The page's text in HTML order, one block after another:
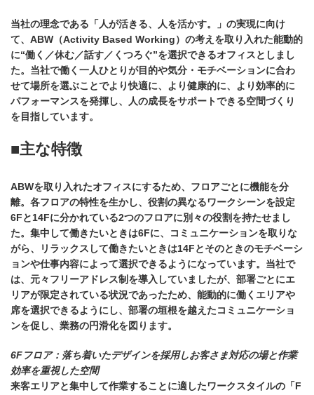
当社の理念である「人が活きる、人を活かす。」の実現に向け
て、ABW（Activity Based Working）の考えを取り入れた能動的
に“働く／休む／話す／くつろぐ”を選択できるオフィスとしまし
た。当社で働く一人ひとりが目的や気分・モチベーションに合わ
せて場所を選ぶことでより快適に、より健康的に、より効率的に
パフォーマンスを発揮し、人の成長をサポートできる空間づくり
を目指しています。
■主な特徴
ABWを取り入れたオフィスにするため、フロアごとに機能を分
離。各フロアの特性を生かし、役割の異なるワークシーンを設定
6Fと14Fに分かれている2つのフロアに別々の役割を持たせまし
た。集中して働きたいときは6Fに、コミュニケーションを取りな
がら、リラックスして働きたいときは14Fとそのときのモチベーシ
ョンや仕事内容によって選択できるようになっています。当社で
は、元々フリーアドレス制を導入していましたが、部署ごとにエ
リアが限定されている状況であったため、能動的に働くエリアや
席を選択できるようにし、部署の垣根を越えたコミュニケーショ
ンを促し、業務の円滑化を図ります。
6Fフロア：落ち着いたデザインを採用しお客さま対応の場と作業
効率を重視した空間
来客エリアと集中して作業することに適したワークスタイルの「F